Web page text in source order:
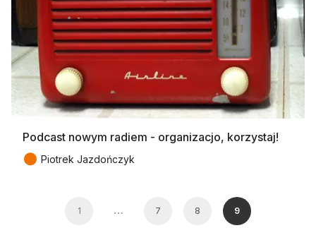
Podcast nowym radiem - organizacjo, korzystaj!
● Piotrek Jazdończyk
1 … 7 8 9